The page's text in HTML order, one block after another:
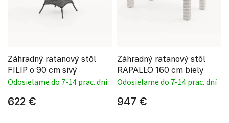
Záhradný ratanový stôl
FILIP o 90 cm sivý
Odosielame do 7-14 prac. dní
622 €
Záhradný ratanový stôl
RAPALLO 160 cm biely
Odosielame do 7-14 prac. dní
947 €